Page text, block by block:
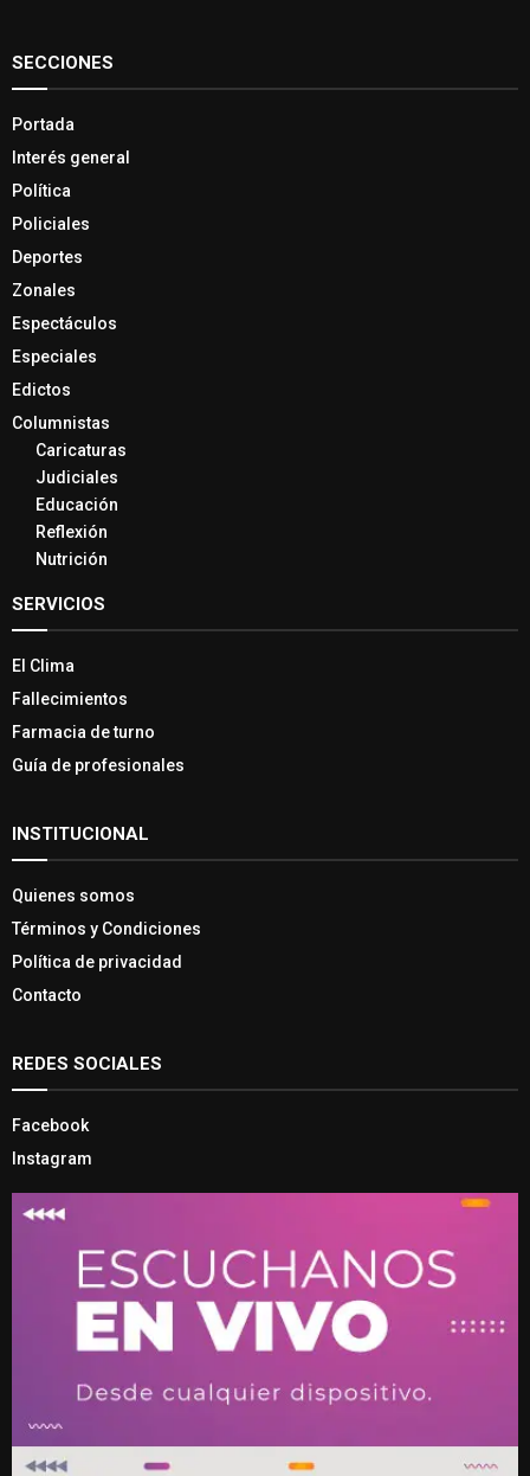
SECCIONES
Portada
Interés general
Política
Policiales
Deportes
Zonales
Espectáculos
Especiales
Edictos
Columnistas
Caricaturas
Judiciales
Educación
Reflexión
Nutrición
SERVICIOS
El Clima
Fallecimientos
Farmacia de turno
Guía de profesionales
INSTITUCIONAL
Quienes somos
Términos y Condiciones
Política de privacidad
Contacto
REDES SOCIALES
Facebook
Instagram